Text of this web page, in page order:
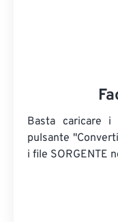
Basta caricare i
pulsante
i file SORGENTE